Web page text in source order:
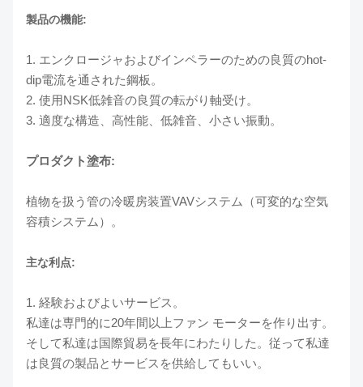
製品の機能:
1. エンクロージャおよびインペラーのための良質のhot-
dip電流を通された鋼板。
2. 使用NSK低雑音の良質の転がり軸受け。
3. 適度な構造、高性能、低雑音、小さい振動。
プロダクト塗布:
植物を扱う管の冷暖房装置VAVシステム（可変的な空気
容積システム）。
主な利点:
1. 経験およびよいサービス。
私達は専門的に20年間以上ファン モーターを作り出す。
そして私達は国際貿易を長年にわたりした。従って私達
は良質の製品とサービスを供給してもいい。